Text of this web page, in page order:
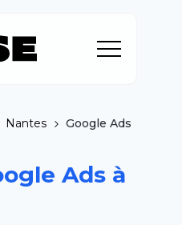
Nantes Google Ads
Ads à